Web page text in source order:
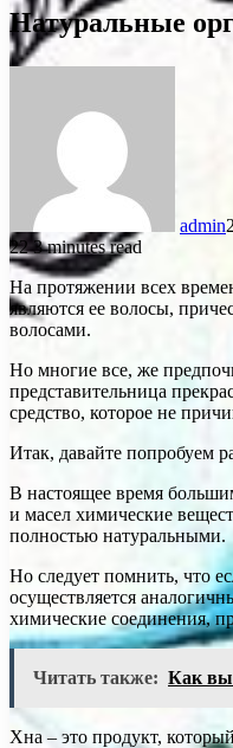
Натуральные
admin
223 minutes read
На протяжении всех
являются ее волосы,
волосами.
Но многие все, же
представительница
средство, которое не
Итак, давайте попробуем
В настоящее время
и масел химические
полностью натуральными.
Но следует помнить, что
осуществляется
химические соединения,
Читать также: Как
Хна – это продукт,